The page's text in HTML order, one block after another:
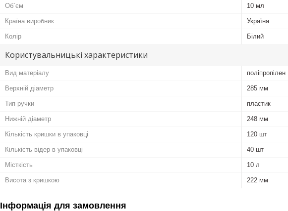
Об`єм 10 мл
Країна виробник Україна
Колір Білий
Користувальницькі характеристики
Вид матеріалу поліпропілен
Верхній діаметр 285 мм
Тип ручки пластик
Нижній діаметр 248 мм
Кількість кришки в упаковці 120 шт
Кількість відер в упаковці 40 шт
Місткість 10 л
Висота з кришкою 222 мм
Інформація для замовлення